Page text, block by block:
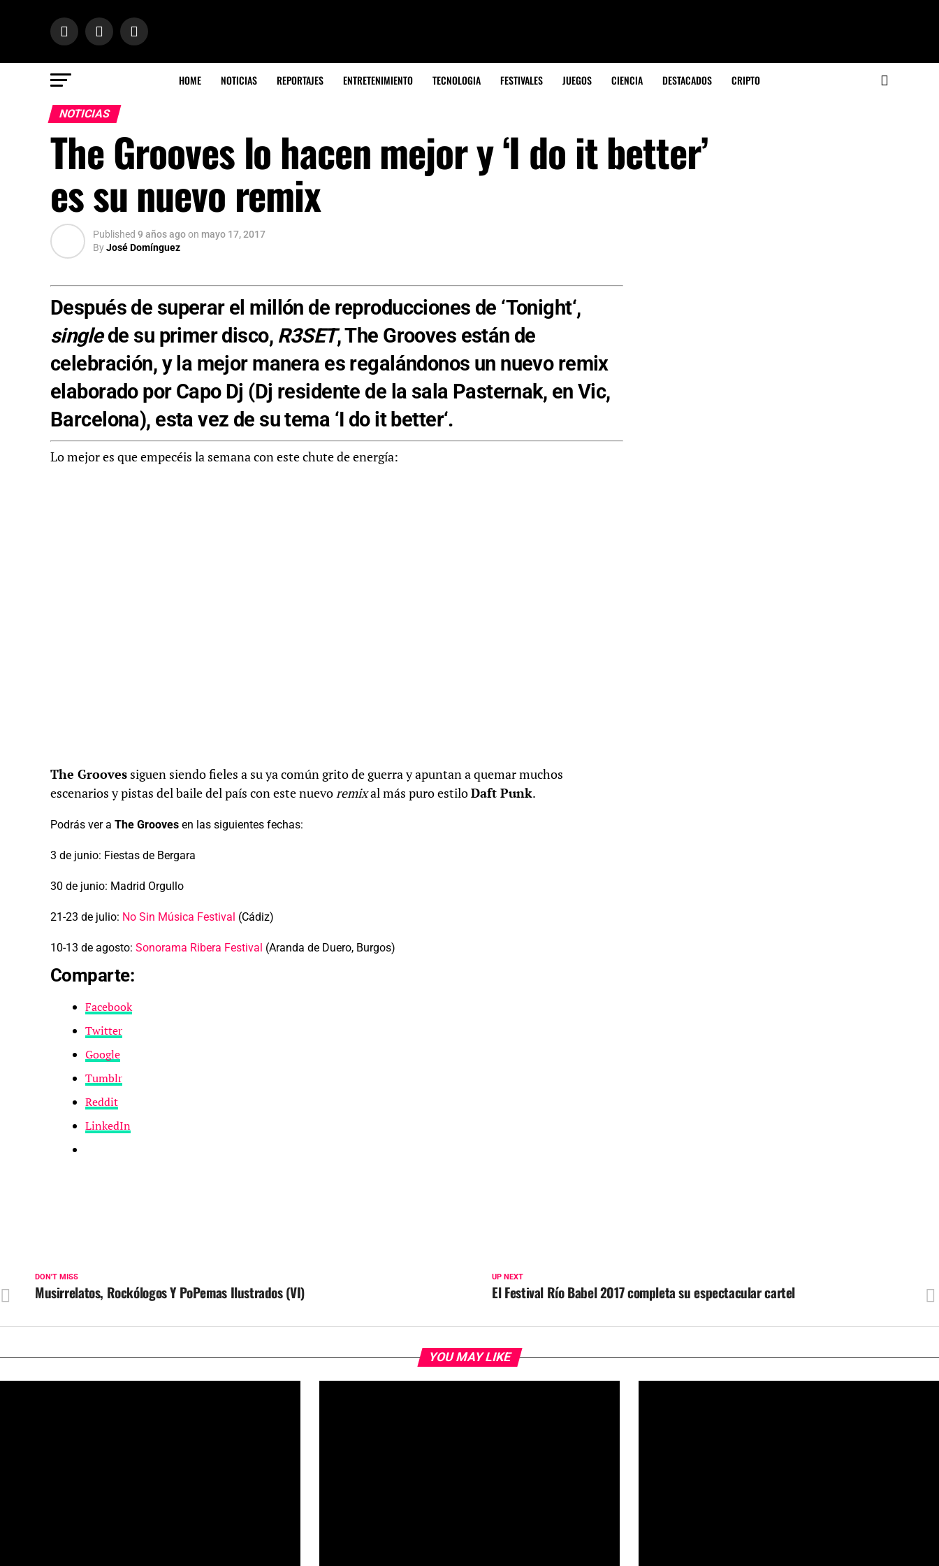
HOME NOTICIAS REPORTAJES ENTRETENIMIENTO TECNOLOGIA FESTIVALES JUEGOS CIENCIA DESTACADOS CRIPTO
NOTICIAS
The Grooves lo hacen mejor y ‘I do it better’
es su nuevo remix
Published 9 años agoon mayo 17, 2017
ByJosé Domínguez
Después de superar el millón de reproducciones de ‘Tonight‘,
singlede su primer disco, R3SET, The Grooves están de
celebración, y la mejor manera es regalándonos un nuevo remix
elaborado por Capo Dj (Dj residente de la sala Pasternak, en Vic,
Barcelona), esta vez de su tema ‘I do it better‘.
Lo mejor es que empecéis la semana con este chute de energía:
The Grooves siguen siendo fieles a su ya común grito de guerra y apuntan a quemar muchos
escenarios y pistas del baile del país con este nuevoremixal más puro estiloDaft Punk.
Podrás ver a The Grooves en las siguientes fechas:
3 de junio: Fiestas de Bergara
30 de junio: Madrid Orgullo
21-23 de julio: No Sin Música Festival (Cádiz)
10-13 de agosto: Sonorama Ribera Festival (Aranda de Duero, Burgos)
Comparte:
Facebook
Twitter
Google
Tumblr
Reddit
LinkedIn
UP NEXT
El Festival Río Babel 2017 completa su espectacular cartel
DON'T MISS
Musirrelatos, Rockólogos Y PoPemas Ilustrados (VI)
YOU MAY LIKE